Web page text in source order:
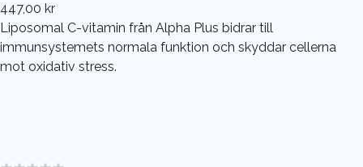
447,00 kr
Liposomal C-vitamin från Alpha Plus bidrar till
immunsystemets normala funktion och skyddar cellerna
mot oxidativ stress.